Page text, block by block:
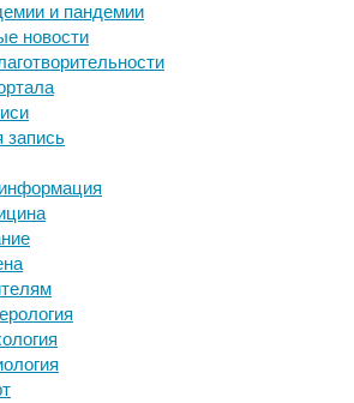
и пандемии
новости
запись